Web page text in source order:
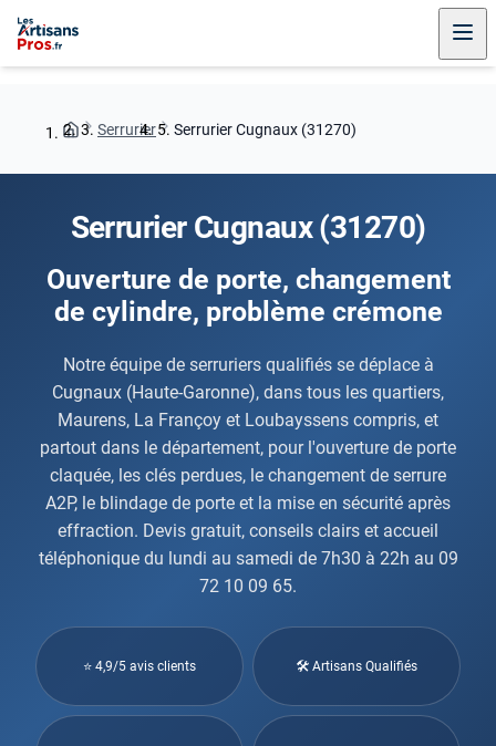
Serrurier Serrurier Cugnaux (31270)
Serrurier Cugnaux (31270)
Ouverture de porte, changement
de cylindre, problème crémone
Notre équipe de serruriers qualifiés se déplace à
Cugnaux (Haute-Garonne), dans tous les quartiers,
Maurens, La Françoy et Loubayssens compris, et
partout dans le département, pour l'ouverture de porte
claquée, les clés perdues, le changement de serrure
A2P, le blindage de porte et la mise en sécurité après
effraction. Devis gratuit, conseils clairs et accueil
téléphonique du lundi au samedi de 7h30 à 22h au 09
72 10 09 65.
⭐ 4,9/5 avis clients 🛠 Artisans Qualifiés